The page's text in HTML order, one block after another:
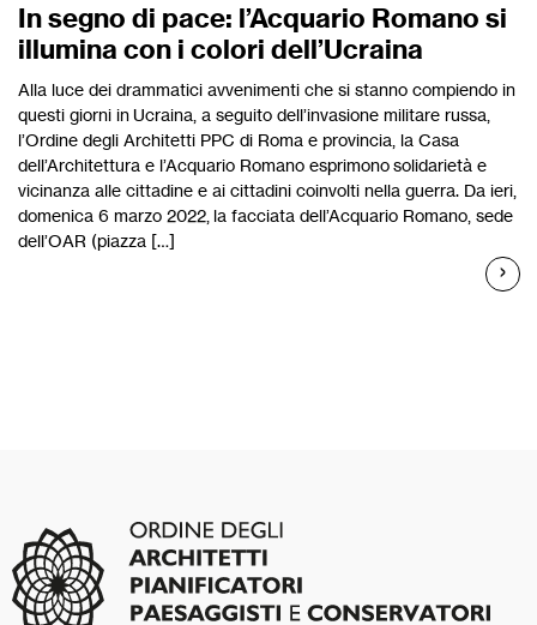
In segno di pace: l’Acquario Romano si
illumina con i colori dell’Ucraina
Alla luce dei drammatici avvenimenti che si stanno compiendo in
questi giorni in Ucraina, a seguito dell’invasione militare russa,
l’Ordine degli Architetti PPC di Roma e provincia, la Casa
dell’Architettura e l’Acquario Romano esprimono solidarietà e
vicinanza alle cittadine e ai cittadini coinvolti nella guerra. Da ieri,
domenica 6 marzo 2022, la facciata dell’Acquario Romano, sede
dell’OAR (piazza […]